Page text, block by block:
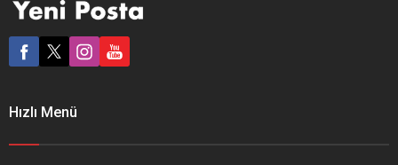
dolayı özür diledi. Kardinal
Başpiskoposluğunda
geçmişte yaşanan cinsel
ardından açıklama yaptı.
Hızlı Menü